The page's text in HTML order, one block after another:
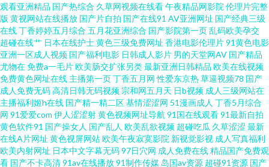
在线观看 日韩成人性视频 91精品国产福利尤物 久热青草 亚洲精品中文字幕
区 国产精品欧美一 日本色导航 bt电影种子 欧美国产日韩婷婷色 中国xxx农村
性视频 韩国三级 婷婷香蕉综合操网 超碰99热香蕉 欧美色图欧美 在线播放免
费 精品国产免 亚洲成v人片在线观看 亚洲老熟女 后入网站 我国产码在线 成人
电视一区二区 欧美日韩亚洲国 自拍高清日韩欧美另类 狼友福利AV 亚洲三级
高清 国产日产欧美精 日韩系列免费精品 草莓视频 午夜影院在线观看 精品无
观看亚洲精品 国产热综合 久草网视频在线看午夜精品网影院 伦理片完整
版 黄视网站在线播放 国产片自拍 国产在线91 AV亚洲网址 国产经典三级
在线丁香婷婷五月综合 五月花亚洲综合 国产影院第一页乱码欧美孕交
超碰在线艹 日本在线护士黄色三级免费网址 香港电影伦理片91黄色电影
亚洲一区成人视频 国产福利电影 日韩成人影片 男的天堂网AV 国产精品
尤物在免费a一毛片欧美肠交扩张另类最新亚洲日韩精品 欧美在线视频
免费黄色网址在线 主播第一页丁香五月网 性爱东京热草逼视频78 国产
成人免费无码高清日韩无码视频 宗和网五月天 日b视频 成人三级网站在
主播福利姬h在线 国产精一精二区基情涩涩网 51漫画成人 丁香5月综合
网 91爱爱com 伊人涩涩射黄色视频网址导航 91国在线观看91最新自拍
黄色软件91 国产操女人 国产乱人 欧美乱欲视频 超碰吃瓜 久草涩涩 最新
在线A片网址 黄色视屏网站欧美午夜寂寞影院 新视觉影视 成人写真福利
欧美内射网址 日本中文字幕无码97日穴网 成人免费在线精品国产免费观
看 国产不卡高清91av在线播放91制作传媒 岛国av资源 超碰91资源 国产